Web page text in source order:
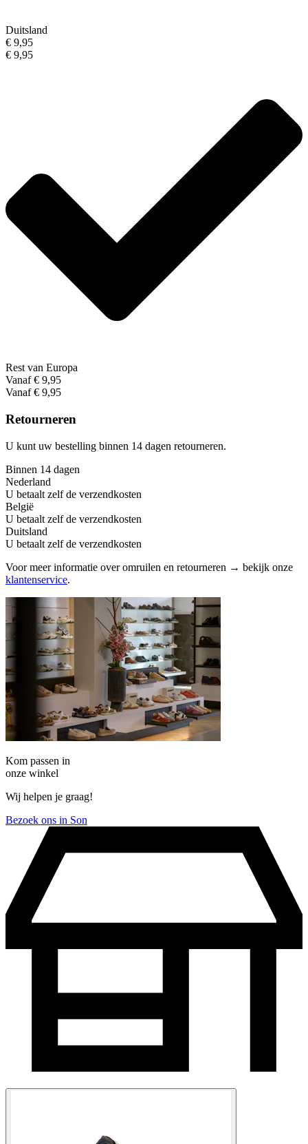
Duitsland
€ 9,95
€ 9,95
Rest van Europa
Vanaf € 9,95
Vanaf € 9,95
Retourneren
U kunt uw bestelling binnen 14 dagen retourneren.
Binnen 14 dagen
Nederland
U betaalt zelf de verzendkosten
België
U betaalt zelf de verzendkosten
Duitsland
U betaalt zelf de verzendkosten
Voor meer informatie over omruilen en retourneren → bekijk onze
klantenservice.
Kom passen in
onze winkel
Wij helpen je graag!
Bezoek ons in Son